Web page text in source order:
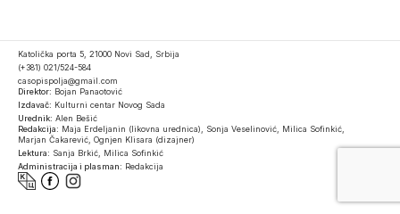
Katolička porta 5, 21000 Novi Sad, Srbija
(+381) 021/524-584
casopispolja@gmail.com
Direktor: Bojan Panaotović
Izdavač: Kulturni centar Novog Sada
Urednik: Alen Bešić
Redakcija: Maja Erdeljanin (likovna urednica), Sonja Veselinović, Milica Sofinkić,
Marjan Čakarević, Ognjen Klisara (dizajner)
Lektura: Sanja Brkić, Milica Sofinkić
Administracija i plasman: Redakcija